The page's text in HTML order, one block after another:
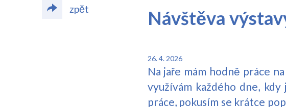
zpět Návštěva
26. 4. 2026
Na jaře mám hodně práce
využívám každého dne,
práce, pokusím se krátce